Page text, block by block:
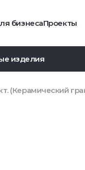
бизнесаПроекты
изделия
(Керамический